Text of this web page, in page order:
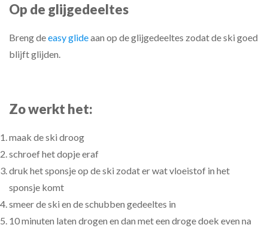
Op de glijgedeeltes
Breng deeasy glideaan op de glijgedeeltes zodat de ski goed
blijft glijden.
Zo werkt het:
maak de ski droog
schroef het dopje eraf
druk het sponsje op de ski zodat er wat vloeistof in het
sponsje komt
smeer de ski en de schubben gedeeltes in
10 minuten laten drogen en dan met een droge doek even na